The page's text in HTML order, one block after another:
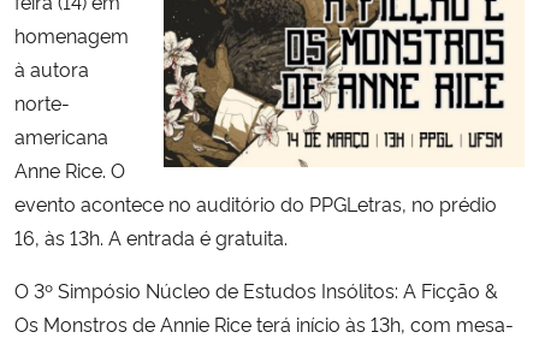
Secretaria-Geral
Gabinete de Segurança Institucional
Advocacia-Geral da União
Banco Central do Brasil
homenagem
à autora
norte-
americana
Anne Rice. O
evento acontece no auditório do PPGLetras, no prédio
16, às 13h. A entrada é gratuita.
O 3º Simpósio Núcleo de Estudos Insólitos: A Ficção &
Os Monstros de Annie Rice terá início às 13h, com mesa-